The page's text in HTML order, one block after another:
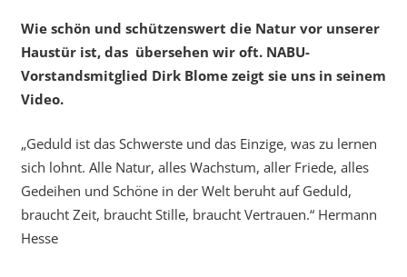
Wie schön und schützenswert die Natur vor unserer
Haustür ist, das übersehen wir oft. NABU-
Vorstandsmitglied Dirk Blome zeigt sie uns in seinem
Video.
„Geduld ist das Schwerste und das Einzige, was zu lernen
sich lohnt. Alle Natur, alles Wachstum, aller Friede, alles
Gedeihen und Schöne in der Welt beruht auf Geduld,
braucht Zeit, braucht Stille, braucht Vertrauen.“ Hermann
Hesse